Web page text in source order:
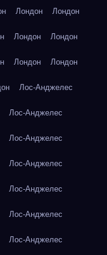
Лондон Лондон
Лондон Лондон
Лондон Лондон
Лос-Анджелес
Лос-Анджелес
Лос-Анджелес
Лос-Анджелес
Лос-Анджелес
Лос-Анджелес
Лос-Анджелес